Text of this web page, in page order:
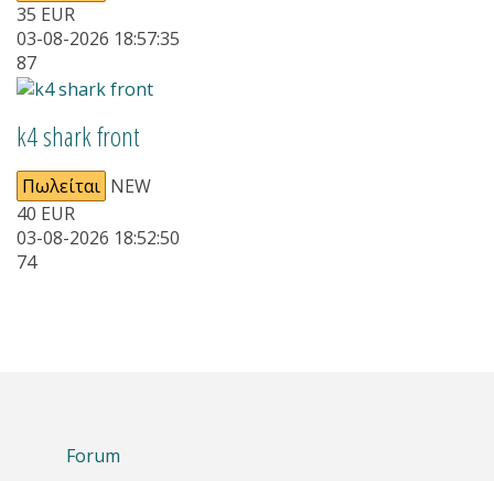
35 EUR
03-08-2026 18:57:35
87
k4 shark front
Πωλείται NEW
40 EUR
03-08-2026 18:52:50
74
Forum